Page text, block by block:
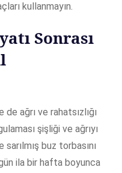
kullanmayın.
Sonrası
ağrı ve rahatsızlığı
şişliği ve ağrıyı
buz torbasını
ila bir hafta boyunca